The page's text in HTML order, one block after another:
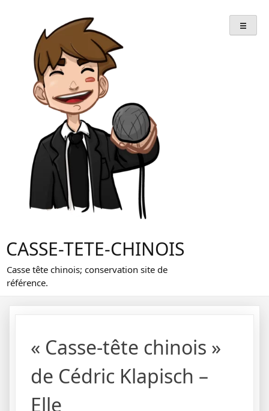
CASSE-TETE-CHINOIS
Casse tête chinois; conservation site de
référence.
« Casse-tête chinois »
de Cédric Klapisch –
Elle